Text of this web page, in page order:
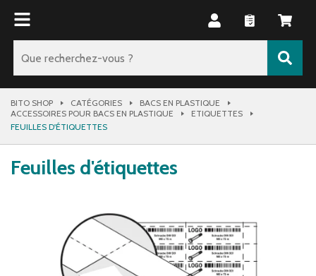
BITO SHOP CATÉGORIES
BACS EN PLASTIQUE
ACCESSOIRES POUR BACS EN PLASTIQUE
ETIQUETTES
FEUILLES D'ÉTIQUETTES
Feuilles d'étiquettes